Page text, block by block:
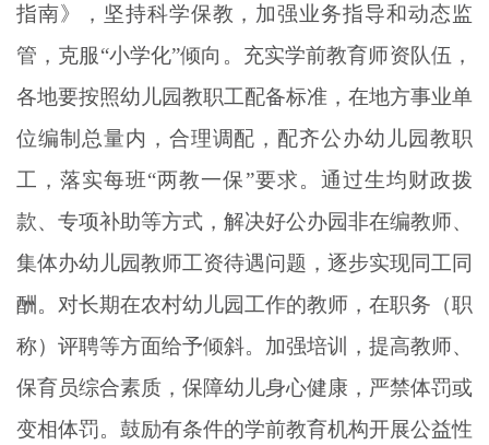
指南》，坚持科学保教，加强业务指导和动态监
管，克服“小学化”倾向。充实学前教育师资队伍，
各地要按照幼儿园教职工配备标准，在地方事业单
位编制总量内，合理调配，配齐公办幼儿园教职
工，落实每班“两教一保”要求。通过生均财政拨
款、专项补助等方式，解决好公办园非在编教师、
集体办幼儿园教师工资待遇问题，逐步实现同工同
酬。对长期在农村幼儿园工作的教师，在职务（职
称）评聘等方面给予倾斜。加强培训，提高教师、
保育员综合素质，保障幼儿身心健康，严禁体罚或
变相体罚。鼓励有条件的学前教育机构开展公益性